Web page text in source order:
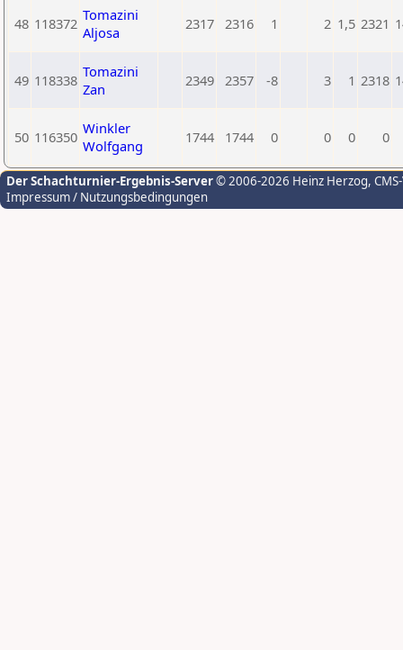
48 118372 Tomazini
Aljosa
2317 2316 1 2 1,5 2321
49 118338 Tomazini
Zan
2349 2357 -8 3 1 2318
50 116350 Winkler
Wolfgang
1744 1744 0 0 0 0
Der Schachturnier-Ergebnis-Server© 2006-2026 Heinz Herzog,
Impressum / Nutzungsbedingungen